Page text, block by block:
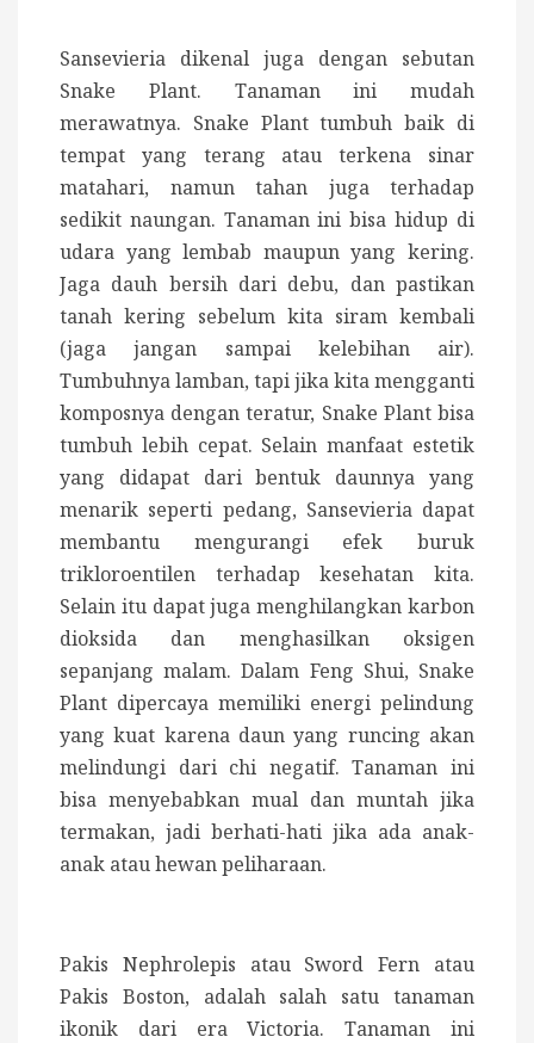
Sansevieria dikenal juga dengan sebutan
Snake Plant. Tanaman ini mudah
merawatnya. Snake Plant tumbuh baik di
tempat yang terang atau terkena sinar
matahari, namun tahan juga terhadap
sedikit naungan. Tanaman ini bisa hidup di
udara yang lembab maupun yang kering.
Jaga dauh bersih dari debu, dan pastikan
tanah kering sebelum kita siram kembali
(jaga jangan sampai kelebihan air).
Tumbuhnya lamban, tapi jika kita mengganti
komposnya dengan teratur, Snake Plant bisa
tumbuh lebih cepat. Selain manfaat estetik
yang didapat dari bentuk daunnya yang
menarik seperti pedang, Sansevieria dapat
membantu mengurangi efek buruk
trikloroentilen terhadap kesehatan kita.
Selain itu dapat juga menghilangkan karbon
dioksida dan menghasilkan oksigen
sepanjang malam. Dalam Feng Shui, Snake
Plant dipercaya memiliki energi pelindung
yang kuat karena daun yang runcing akan
melindungi dari chi negatif. Tanaman ini
bisa menyebabkan mual dan muntah jika
termakan, jadi berhati-hati jika ada anak-
anak atau hewan peliharaan.
Pakis Nephrolepis atau Sword Fern atau
Pakis Boston, adalah salah satu tanaman
ikonik dari era Victoria. Tanaman ini